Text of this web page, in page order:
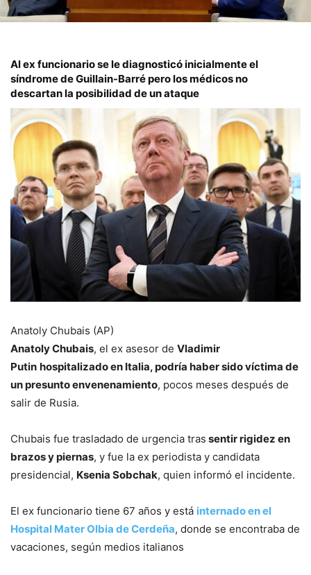
Al ex funcionario se le diagnosticó inicialmente el
síndrome de Guillain-Barré pero los médicos no
descartan la posibilidad de un ataque
Anatoly Chubais (AP)
Anatoly Chubais, el ex asesor de Vladimir
Putin hospitalizado en Italia, podría haber sido víctima de
un presunto envenenamiento, pocos meses después de
salir de Rusia.
Chubais fue trasladado de urgencia tras sentir rigidez en
brazos y piernas, y fue la ex periodista y candidata
presidencial, Ksenia Sobchak, quien informó el incidente.
El ex funcionario tiene 67 años y está internado en el
Hospital Mater Olbia de Cerdeña, donde se encontraba de
vacaciones, según medios italianos